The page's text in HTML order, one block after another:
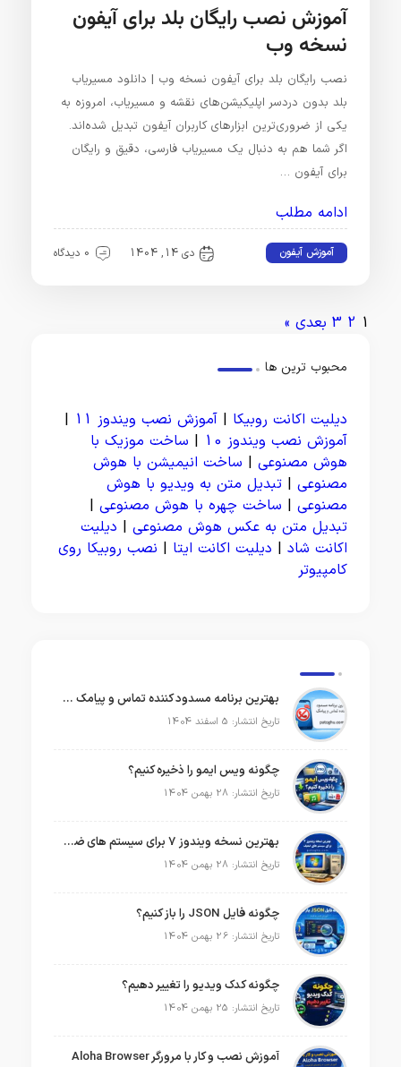
آموزش نصب رایگان بلد برای آیفون
نسخه وب
نصب رایگان بلد برای آیفون نسخه وب | دانلود مسیریاب
بلد بدون دردسر اپلیکیشن‌های نقشه و مسیریاب، امروزه به
یکی از ضروری‌ترین ابزارهای کاربران آیفون تبدیل شده‌اند.
اگر شما هم به دنبال یک مسیریاب فارسی، دقیق و رایگان
برای آیفون …
ادامه مطلب
آموزش آیفون دی 14, 1404 0 دیدگاه
1
2
3 بعدی »
محبوب ترین ها
دیلیت اکانت روبیکا | آموزش نصب ویندوز 11
|
آموزش نصب ویندوز 10
| ساخت موزیک با
هوش مصنوعی | ساخت انیمیشن با هوش
مصنوعی | تبدیل متن به ویدیو با هوش
مصنوعی | ساخت چهره با هوش مصنوعی |
تبدیل متن به عکس هوش مصنوعی | دیلیت
اکانت شاد | دیلیت اکانت ایتا | نصب روبیکا روی
کامپیوتر
بهترین برنامه مسدود کننده تماس و پیامک در سال 2026
تاریخ انتشار: 5 اسفند 1404
چگونه ویس ایمو را ذخیره کنیم؟
تاریخ انتشار: 28 بهمن 1404
بهترین نسخه ویندوز 7 برای سیستم های ضعیف
تاریخ انتشار: 28 بهمن 1404
چگونه فایل JSON را باز کنیم؟
تاریخ انتشار: 26 بهمن 1404
چگونه کدک ویدیو را تغییر دهیم؟
تاریخ انتشار: 25 بهمن 1404
آموزش نصب و کار با مرورگر Aloha Browser